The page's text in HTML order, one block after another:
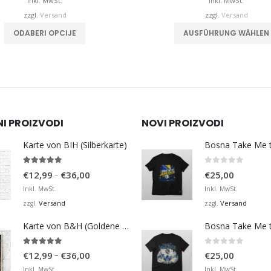
zzgl. Versand
AUSFÜHRUNG WÄHLEN
zzgl. Versand
AUSFÜHRUNG WÄHLEN
PROIZVODI
Karte von BIH (Silberkarte)
€12,99 – €36,00
Inkl. MwSt.
zzgl. Versand
Karte von B&H (Goldene Karte)
€12,99 – €36,00
Inkl. MwSt.
NOVI PROIZVODI
€25,00
Inkl. MwSt.
zzgl. Versand
€25,00
Inkl. MwSt.